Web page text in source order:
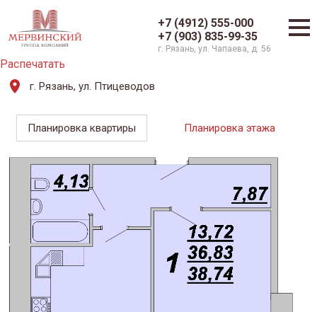
+7 (4912) 555-000
+7 (903) 835-99-35
г. Рязань, ул. Чапаева, д. 56
Распечатать
г. Рязань, ул. Птицеводов
Планировка квартиры Планировка этажа